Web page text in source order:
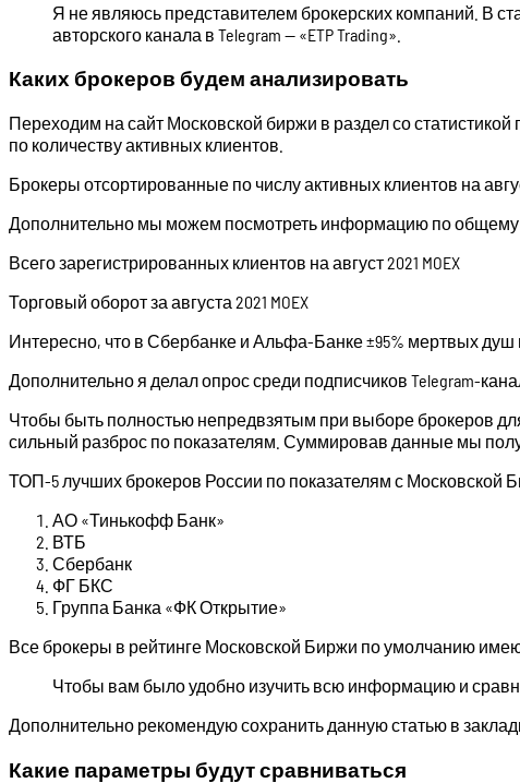
Я не являюсь представителем брокерских компаний. В
авторского канала в Telegram — «ETP Trading».
Каких брокеров будем анализировать
Переходим на сайт Московской биржи в раздел со
по количеству активных клиентов.
Брокеры отсортированные по числу активных клиентов на
Дополнительно мы можем посмотреть информацию по общему
Всего зарегистрированных клиентов на август 2021 MOEX
Торговый оборот за августа 2021 MOEX
Интересно, что в Сбербанке и Альфа-Банке ±95% мертвых душ
Дополнительно я делал опрос среди подписчиков Telegram-
Чтобы быть полностью непредвзятым при выборе брокеров
сильный разброс по показателям. Суммировав данные мы
ТОП-5 лучших брокеров России по показателям с Московской
АО «Тинькофф Банк»
ВТБ
Сбербанк
ФГ БКС
Группа Банка «ФК Открытие»
Все брокеры в рейтинге Московской Биржи по умолчанию
Чтобы вам было удобно изучить всю информацию и
Дополнительно рекомендую сохранить данную статью в
Какие параметры будут сравниваться